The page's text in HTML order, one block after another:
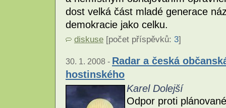
dost velká část mladé generace
demokracie jako celku.
diskuse [počet příspěvků: 3]
30. 1. 2008 - Radar a česká
hostinského
Karel Dolejší
Odpor proti